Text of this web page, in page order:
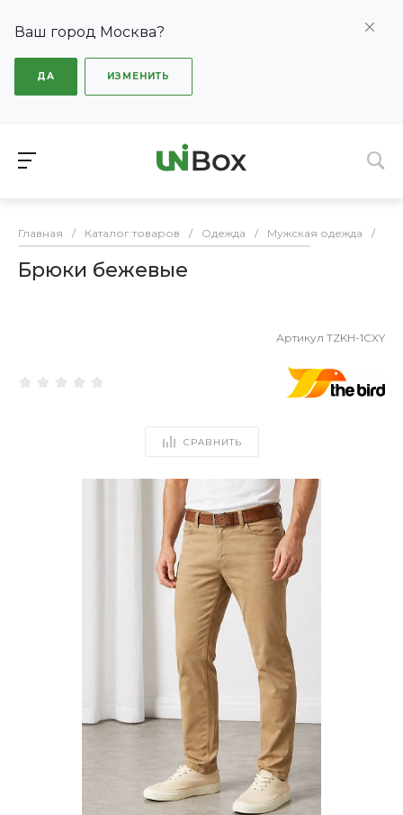
Ваш город Москва?
ДА ИЗМЕНИТЬ
Главная / Каталог товаров / Одежда / Мужская одежда /
Брюки бежевые
Артикул TZKH-1CXY
СРАВНИТЬ